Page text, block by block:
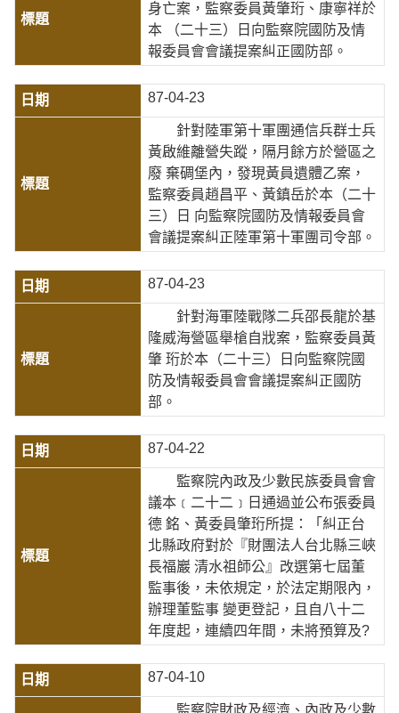
身亡案，監察委員黃肇珩、康寧祥於
本 （二十三）日向監察院國防及情
報委員會會議提案糾正國防部。
87-04-23
針對陸軍第十軍團通信兵群士兵
黃啟維離營失蹤，隔月餘方於營區之
廢 棄碉堡內，發現黃員遺體乙案，
監察委員趙昌平、黃鎮岳於本（二十
三）日 向監察院國防及情報委員會
會議提案糾正陸軍第十軍團司令部。
87-04-23
針對海軍陸戰隊二兵邵長龍於基
隆威海營區舉槍自戕案，監察委員黃
肇 珩於本（二十三）日向監察院國
防及情報委員會會議提案糾正國防
部。
87-04-22
監察院內政及少數民族委員會會
議本﹝二十二﹞日通過並公布張委員
德 銘、黃委員肇珩所提：「糾正台
北縣政府對於『財團法人台北縣三峽
長福巖 清水祖師公』改選第七屆董
監事後，未依規定，於法定期限內，
辦理董監事 變更登記，且自八十二
年度起，連續四年間，未將預算及?
87-04-10
監察院財政及經濟、內政及少數